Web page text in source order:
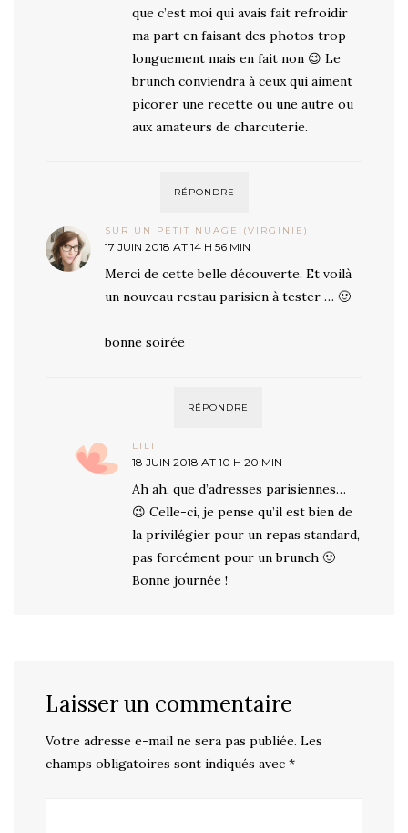
que c’est moi qui avais fait refroidir
ma part en faisant des photos trop
longuement mais en fait non 😉 Le
brunch conviendra à ceux qui aiment
picorer une recette ou une autre ou
aux amateurs de charcuterie.
RÉPONDRE
SUR UN PETIT NUAGE (VIRGINIE)
17 JUIN 2018 AT 14 H 56 MIN
Merci de cette belle découverte. Et voilà
un nouveau restau parisien à tester … 🙂
bonne soirée
RÉPONDRE
LILI
18 JUIN 2018 AT 10 H 20 MIN
Ah ah, que d’adresses parisiennes…
😉 Celle-ci, je pense qu’il est bien de
la privilégier pour un repas standard,
pas forcément pour un brunch 🙂
Bonne journée !
Laisser un commentaire
Votre adresse e-mail ne sera pas publiée. Les
champs obligatoires sont indiqués avec *